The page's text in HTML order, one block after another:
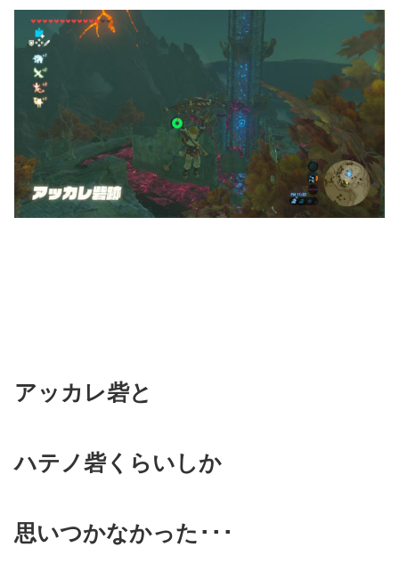
アッカレ砦と
ハテノ砦くらいしか
思いつかなかった･･･